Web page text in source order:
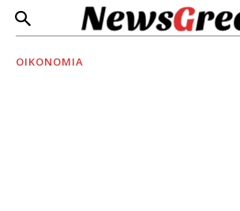
ΟΙΚΟΝΟΜΙΑ